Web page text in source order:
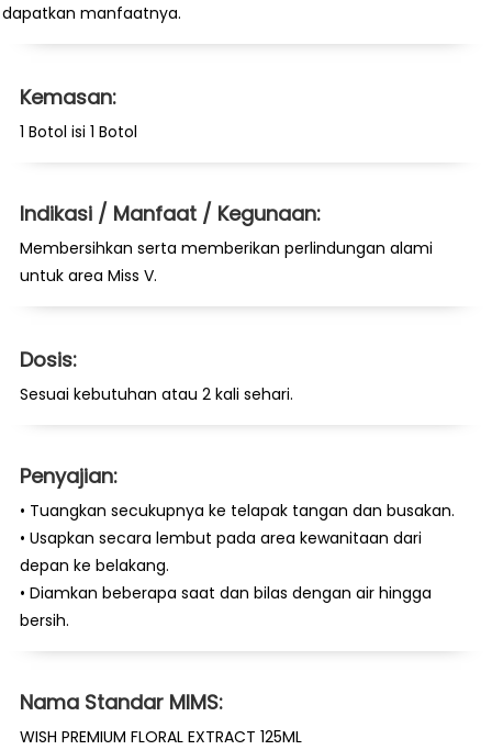
dapatkan manfaatnya.
Kemasan:
1 Botol isi 1 Botol
Indikasi / Manfaat / Kegunaan:
Membersihkan serta memberikan perlindungan alami
untuk area Miss V.
Dosis:
Sesuai kebutuhan atau 2 kali sehari.
Penyajian:
• Tuangkan secukupnya ke telapak tangan dan busakan.
• Usapkan secara lembut pada area kewanitaan dari
depan ke belakang.
• Diamkan beberapa saat dan bilas dengan air hingga
bersih.
Nama Standar MIMS:
WISH PREMIUM FLORAL EXTRACT 125ML